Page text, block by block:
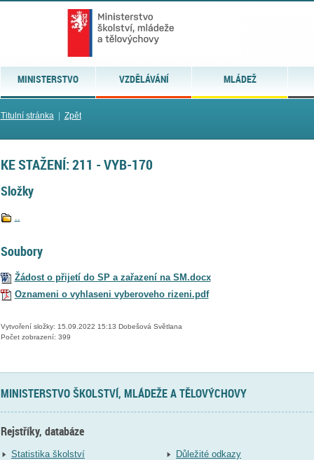
MINISTERSTVO VZDĚLÁVÁNÍ MLÁDEŽ
Titulní stránka| Zpět
KE STAŽENÍ: 211 - VYB-170
Složky
..
Soubory
Žádost o přijetí do SP a zařazení na SM.docx
Oznameni o vyhlaseni vyberoveho rizeni.pdf
Vytvoření složky: 15.09.2022 15:13 Dobešová Světlana
Počet zobrazení: 399
MINISTERSTVO ŠKOLSTVÍ, MLÁDEŽE A TĚLOVÝCHOVY
Rejstříky, databáze
Statistika školství
Důležité odkazy